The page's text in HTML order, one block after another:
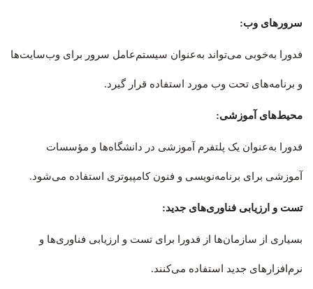
سرورهای وب:
فدورا به‌خوبی می‌تواند به‌عنوان سیستم‌عامل سرور برای وب‌سایت‌ها
و برنامه‌های تحت وب مورد استفاده قرار گیرد.
محیط‌های آموزشی:
فدورا به‌عنوان یک پلتفرم آموزشی در دانشگاه‌ها و مؤسسات
آموزشی برای برنامه‌نویسی و فنون کامپیوتری استفاده می‌شود.
تست و ارزیابی فناوری‌های جدید:
بسیاری از سازمان‌ها از فدورا برای تست و ارزیابی فناوری‌ها و
نرم‌افزارهای جدید استفاده می‌کنند.